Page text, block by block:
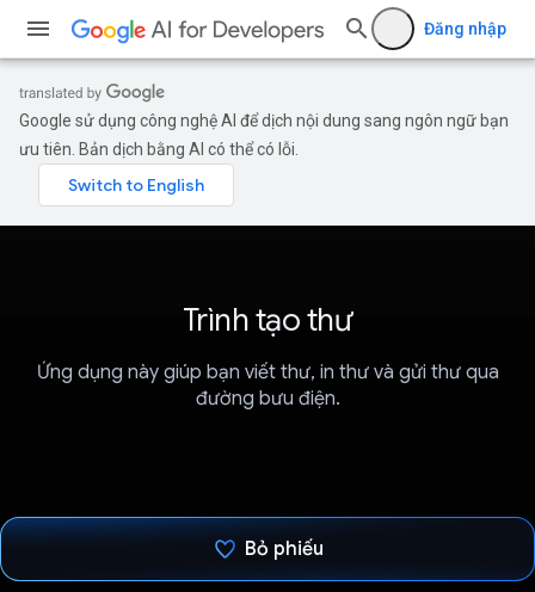
Đăng nhập
Google sử dụng công nghệ AI để dịch nội dung sang ngôn ngữ bạn
ưu tiên. Bản dịch bằng AI có thể có lỗi.
Trình tạo thư
Ứng dụng này giúp bạn viết thư, in thư và gửi thư qua
đường bưu điện.
Bỏ phiếu